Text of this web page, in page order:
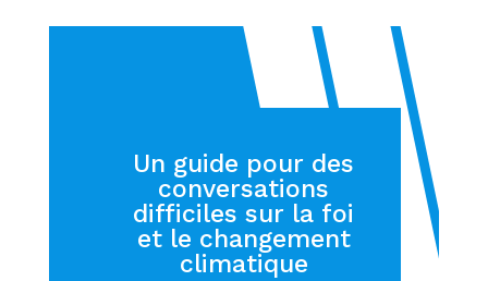
Un guide pour des
conversations
difficiles sur la foi
et le changement
climatique